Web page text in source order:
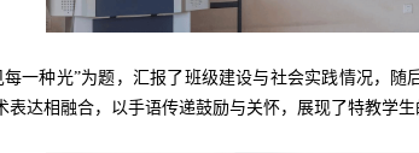
每一种光”为题，汇报了班级建设与社会实践情况，随
达相融合，以手语传递鼓励与关怀，展现了特教学生